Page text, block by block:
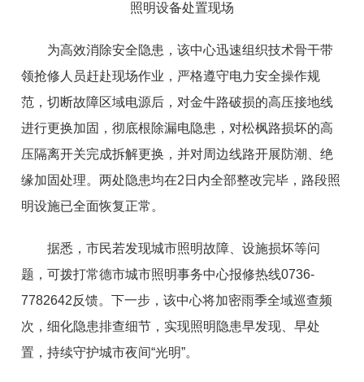
照明设备处置现场
为高效消除安全隐患，该中心迅速组织技术骨干带
领抢修人员赶赴现场作业，严格遵守电力安全操作规
范，切断故障区域电源后，对金牛路破损的高压接地线
进行更换加固，彻底根除漏电隐患，对松枫路损坏的高
压隔离开关完成拆解更换，并对周边线路开展防潮、绝
缘加固处理。两处隐患均在2日内全部整改完毕，路段照
明设施已全面恢复正常。
据悉，市民若发现城市照明故障、设施损坏等问
题，可拨打常德市城市照明事务中心报修热线0736-
7782642反馈。下一步，该中心将加密雨季全域巡查频
次，细化隐患排查细节，实现照明隐患早发现、早处
置，持续守护城市夜间“光明”。